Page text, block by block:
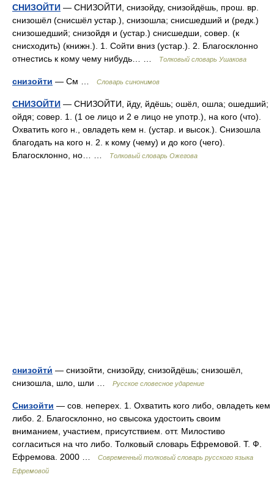
СНИЗОЙТИ — СНИЗОЙТИ, снизойду, снизойдёшь, прош. вр.
снизошёл (снисшёл устар.), снизошла; снисшедший и (редк.)
снизошедший; снизойдя и (устар.) снисшедши, совер. (к
снисходить) (книжн.). 1. Сойти вниз (устар.). 2. Благосклонно
отнестись к кому чему нибудь… …
Толковый словарь Ушакова
снизойти — См … Словарь синонимов
СНИЗОЙТИ — СНИЗОЙТИ, йду, йдёшь; ошёл, ошла; ошедший;
ойдя; совер. 1. (1 ое лицо и 2 е лицо не употр.), на кого (что).
Охватить кого н., овладеть кем н. (устар. и высок.). Снизошла
благодать на кого н. 2. к кому (чему) и до кого (чего).
Благосклонно, но… …
Толковый словарь Ожегова
снизойти́ — снизойти, снизойду, снизойдёшь; снизошёл,
снизошла, шло, шли …
Русское словесное ударение
Снизойти — сов. неперех. 1. Охватить кого либо, овладеть кем
либо. 2. Благосклонно, но свысока удостоить своим
вниманием, участием, присутствием. отт. Милостиво
согласиться на что либо. Толковый словарь Ефремовой. Т. Ф.
Ефремова. 2000 …
Современный толковый словарь русского языка
Ефремовой